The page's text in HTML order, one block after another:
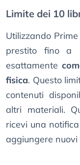
Limite dei 10
Utilizzando
prestito fino a
esattamente
fisica. Questo
contenuti
altri materiali.
ricevi una
aggiungere nuovi